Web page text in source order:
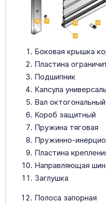
Боковая крышка
Пластина
Подшипник
Капсула
Вал октогональный
Короб защитный
Пружина тяговая
Пружинно-
Пластина
Направляющая
Заглушка
Полоса запорная